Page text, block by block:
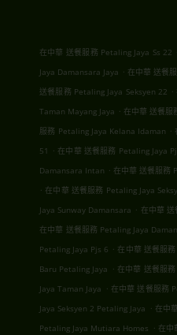
在中華 送餐服務 Petaling Jaya Ss 22
Jaya Damansara Jaya . 在中華 送餐
送餐服務 Petaling Jaya Seksyen 22 .
Taman Mayang Jaya . 在中華 送餐
服務 Petaling Jaya Kelana Idaman .
51
. 在中華 送餐服務 Petaling Jaya
Damansara Intan . 在中華 送餐服務
. 在中華 送餐服務 Petaling Jaya
Jaya Sunway Damansara . 在中華
在中華 送餐服務 Petaling Jaya
Petaling Jaya Pjs 6 . 在中華 送餐服
Baru Petaling Jaya . 在中華 送餐服
Jaya Taman Jaya . 在中華 送餐服務
Jaya Seksyen 2 Petaling Jaya . 在中
Petaling Jaya Mutiara Homes . 在中